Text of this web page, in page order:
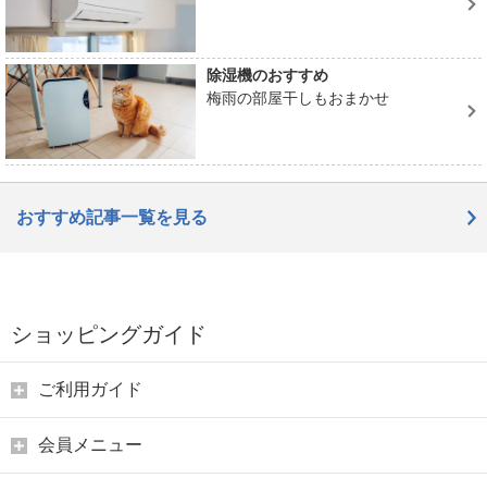
除湿機のおすすめ
梅雨の部屋干しもおまかせ
おすすめ記事一覧を見る
ショッピングガイド
ご利用ガイド
会員メニュー